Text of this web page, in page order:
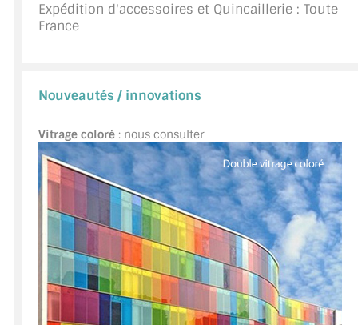
COMPTE PRO
PLAN DU SITE
DÉCONNEXION
NOUS TROUVER - BUC 78
NOUS CONTACTER
Expédition d'accessoires et Quincaillerie : Toute
France
Nouveautés / innovations
Vitrage coloré : nous consulter